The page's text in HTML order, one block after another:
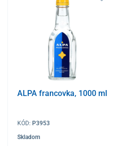
ALPA francovka, 1000 ml
KÓD:P3953
Skladom